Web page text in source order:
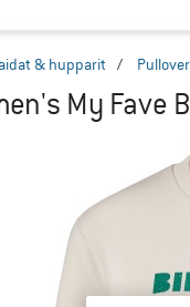
& hupparit /
My Fave